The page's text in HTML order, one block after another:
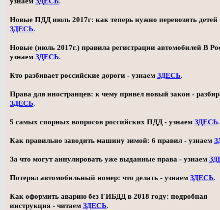
Новые ПДД июль 2017г: как теперь нужно перевозить детей
ЗДЕСЬ.
Новые (июль 2017г.) правила регистрации автомобилей В
узнаем ЗДЕСЬ.
Кто разбивает российские дороги - узнаем ЗДЕСЬ.
Права для иностранцев: к чему привел новый закон -
ЗДЕСЬ.
5 самых спорных вопросов российских ПДД - узнаем ЗДЕСЬ.
Как правильно заводить машину зимой: 6 правил - узнаем
За что могут аннулировать уже выданные права - узнаем
Потерял автомобильный номер: что делать - узнаем ЗДЕСЬ.
Как оформить аварию без ГИБДД в 2018 году: подробная
инструкция - читаем ЗДЕСЬ.